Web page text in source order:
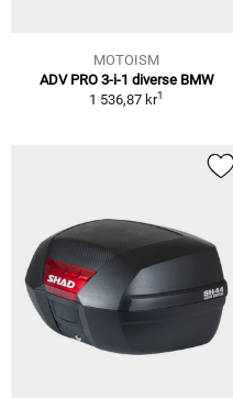
MOTOISM
ADV PRO 3-i-1 diverse BMW
1 536,87 kr1